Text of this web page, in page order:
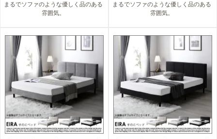
まるでソファのような優しく品のある
雰囲気。
まるでソファのような優しく品のある
雰囲気。